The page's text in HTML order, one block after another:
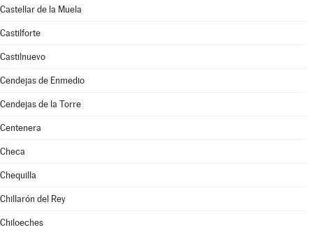
Castellar de la Muela
Castilforte
Castilnuevo
Cendejas de Enmedio
Cendejas de la Torre
Centenera
Checa
Chequilla
Chillarón del Rey
Chiloeches